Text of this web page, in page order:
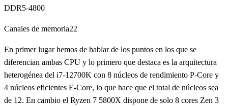
DDR5-4800
Canales de memoria22
En primer lugar hemos de hablar de los puntos en los que se
diferencian ambas CPU y lo primero que destaca es la arquitectura
heterogénea del i7-12700K con 8 núcleos de rendimiento P-Core y
4 núcleos eficientes E-Core, lo que hace que el total de núcleos sea
de 12. En cambio el Ryzen 7 5800X dispone de solo 8 cores Zen 3